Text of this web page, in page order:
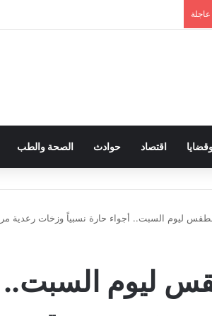
عاجلة
اقتصاد حوادث الصحة والطب
ليوم السبت.. أجواء حارة نسبياً وزخات رعدية
ليوم السبت..